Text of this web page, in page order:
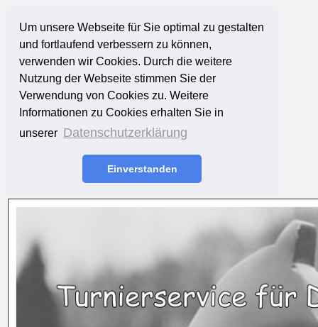
Um unsere Webseite für Sie optimal zu gestalten
und fortlaufend verbessern zu können,
verwenden wir Cookies. Durch die weitere
Nutzung der Webseite stimmen Sie der
Verwendung von Cookies zu. Weitere
Informationen zu Cookies erhalten Sie in
unserer Datenschutzerklärung
Einverstanden